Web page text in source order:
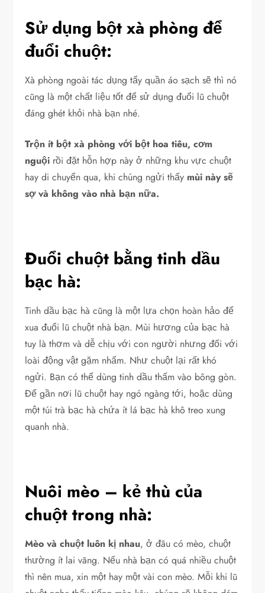
Sử dụng bột xà phòng để
đuổi chuột:
Xà phòng ngoài tác dụng tẩy quần áo sạch sẽ thì nó
cũng là một chất liệu tốt để sử dụng đuổi lũ chuột
đáng ghét khỏi nhà bạn nhé.
Trộn ít bột xà phòng với bột hoa tiêu, cơm
nguội rồi đặt hỗn hợp này ở những khu vực chuột
hay di chuyển qua, khi chúng ngửi thấy mùi này sẽ
sợ và không vào nhà bạn nữa.
Đuổi chuột bằng tinh dầu
bạc hà:
Tinh dầu bạc hà cũng là một lựa chọn hoàn hảo để
xua đuổi lũ chuột nhà bạn. Mùi hương của bạc hà
tuy là thơm và dễ chịu với con người nhưng đối với
loài động vật gặm nhấm. Như chuột lại rất khó
ngửi. Bạn có thể dùng tinh dầu thấm vào bông gòn.
Để gần nơi lũ chuột hay ngó ngàng tới, hoặc dùng
một túi trà bạc hà chứa ít lá bạc hà khô treo xung
quanh nhà.
Nuôi mèo – kẻ thù của
chuột trong nhà:
Mèo và chuột luôn kị nhau, ở đâu có mèo, chuột
thường ít lai vãng. Nếu nhà bạn có quá nhiều chuột
thì nên mua, xin một hay một vài con mèo. Mỗi khi lũ